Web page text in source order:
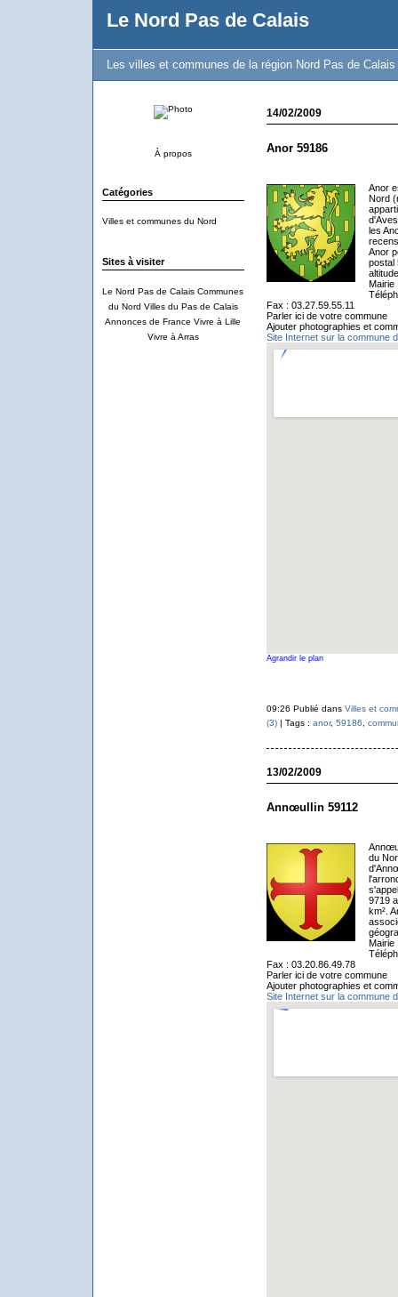
Le Nord Pas de Calais
Les villes et communes de la région Nord Pas de Calais
À propos
Catégories
Villes et communes du Nord
Sites à visiter
Le Nord Pas de Calais Communes
du Nord Villes du Pas de Calais
Annonces de France Vivre à Lille
Vivre à Arras
14/02/2009
Anor 59186
Anor
Nord
les
Anor
postal
Mairie
Fax : 03.27.59.55.11
Parler ici de votre commune
Ajouter photographies et
Site Internet sur la commune
Agrandir le plan
09:26 Publié dans Villes et
(3)| Tags : anor, 59186
13/02/2009
Annœullin 59112
du
9719
km².
Mairie
Fax : 03.20.86.49.78
Parler ici de votre commune
Ajouter photographies et
Site Internet sur la commune